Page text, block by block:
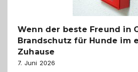
Wenn der beste Freund in
Brandschutz für Hunde im
Zuhause
7. Juni 2026